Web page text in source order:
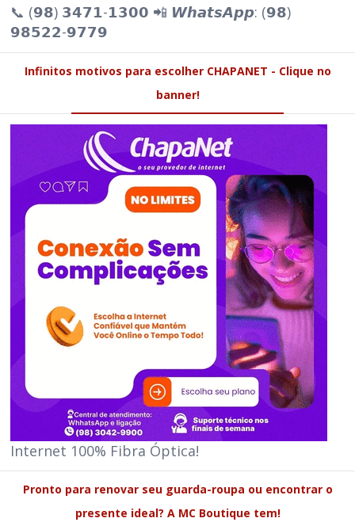
📞 (𝟵𝟴) 𝟯𝟰𝟳𝟭-𝟭𝟯𝟬𝟬 📲 𝙒𝙝𝙖𝙩𝙨𝘼𝙥𝙥: (𝟵𝟴)
𝟵𝟴𝟱𝟮𝟮-𝟵𝟳𝟳𝟵
Infinitos motivos para escolher CHAPANET - Clique no
banner!
Internet 100% Fibra Óptica!
Pronto para renovar seu guarda-roupa ou encontrar o
presente ideal? A MC Boutique tem!